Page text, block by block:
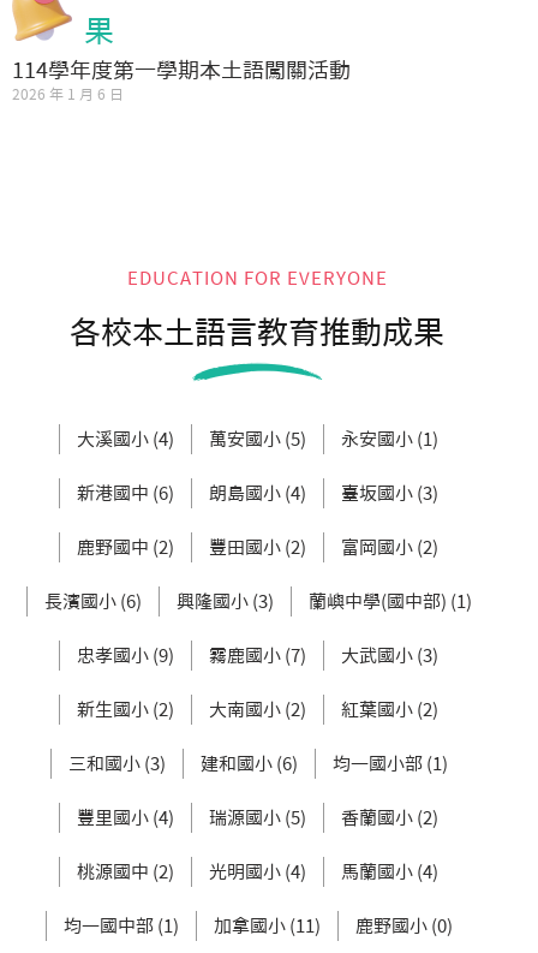
果
114學年度第一學期本土語闖關活動
2026 年 1 月 6 日
EDUCATION FOR EVERYONE
各校本土語言教育推動成果
大溪國小 (4) 萬安國小 (5) 永安國小 (1)
新港國中 (6) 朗島國小 (4) 臺坂國小 (3)
鹿野國中 (2) 豐田國小 (2) 富岡國小 (2)
長濱國小 (6) 興隆國小 (3) 蘭嶼中學(國中部) (1)
忠孝國小 (9) 霧鹿國小 (7) 大武國小 (3)
新生國小 (2) 大南國小 (2) 紅葉國小 (2)
三和國小 (3) 建和國小 (6) 均一國小部 (1)
豐里國小 (4) 瑞源國小 (5) 香蘭國小 (2)
桃源國中 (2) 光明國小 (4) 馬蘭國小 (4)
均一國中部 (1) 加拿國小 (11) 鹿野國小 (0)